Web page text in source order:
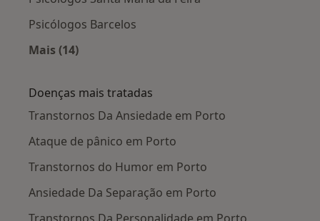
Psicólogos Barcelos
Mais (14)
Doenças mais tratadas
Transtornos Da Ansiedade em Porto
Ataque de pânico em Porto
Transtornos do Humor em Porto
Ansiedade Da Separação em Porto